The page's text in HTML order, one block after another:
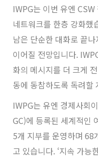
IWPG는 이번 유엔
네트워크를 한층 강화했
남은 단순한 대화로 끝
이어질 전망입니다.
화의 메시지를 더 크게
동에 동참하도록 독려할
IWPG는 유엔 경제사회
GC)에 등록된 세계적인
5개 지부를 운영하며 68
고 있습니다. ‘지속 가능